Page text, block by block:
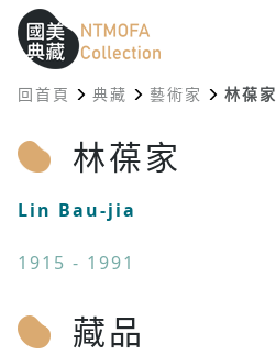
跳到中間主要內容區
網站導覽
:::
:::
回首頁 典藏 藝術家 林葆家
林葆家
Lin Bau-jia
1915 - 1991
藏品